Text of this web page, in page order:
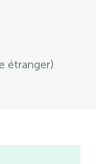
étranger)